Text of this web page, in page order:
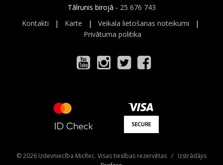
Tālrunis birojā - 25 676 743
Kontakti | Karte | Veikala lietošanas noteikumi |
Privātuma politika
© 2026 Izdevniecība MicRec. Visas tiesības rezervētas / Izstrādājis